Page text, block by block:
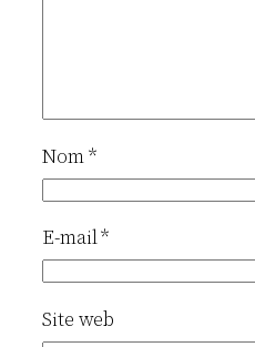
Nom*
E-mail*
Site web